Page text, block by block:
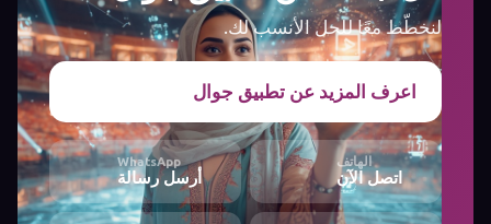
لنخطّط معًا للحل الأنسب لك.
اعرف المزيد عن تطبيق جوال
الهاتف
اتصل الآن
WhatsApp
أرسل رسالة